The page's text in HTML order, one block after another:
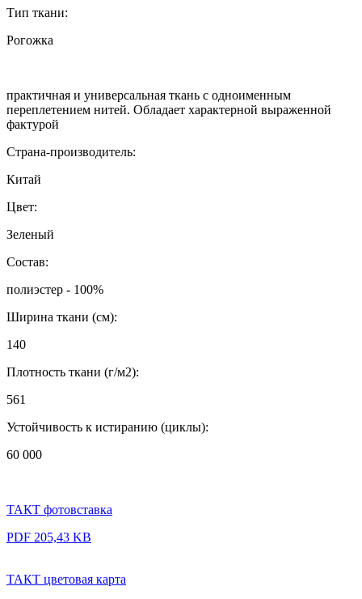
Тип ткани:
Рогожка
практичная и универсальная ткань с одноименным
переплетением нитей. Обладает характерной выраженной
фактурой
Страна-производитель:
Китай
Цвет:
Зеленый
Состав:
полиэстер - 100%
Ширина ткани (см):
140
Плотность ткани (г/м2):
561
Устойчивость к истиранию (циклы):
60 000
ТАКТ фотовставка
PDF 205,43 KB
ТАКТ цветовая карта